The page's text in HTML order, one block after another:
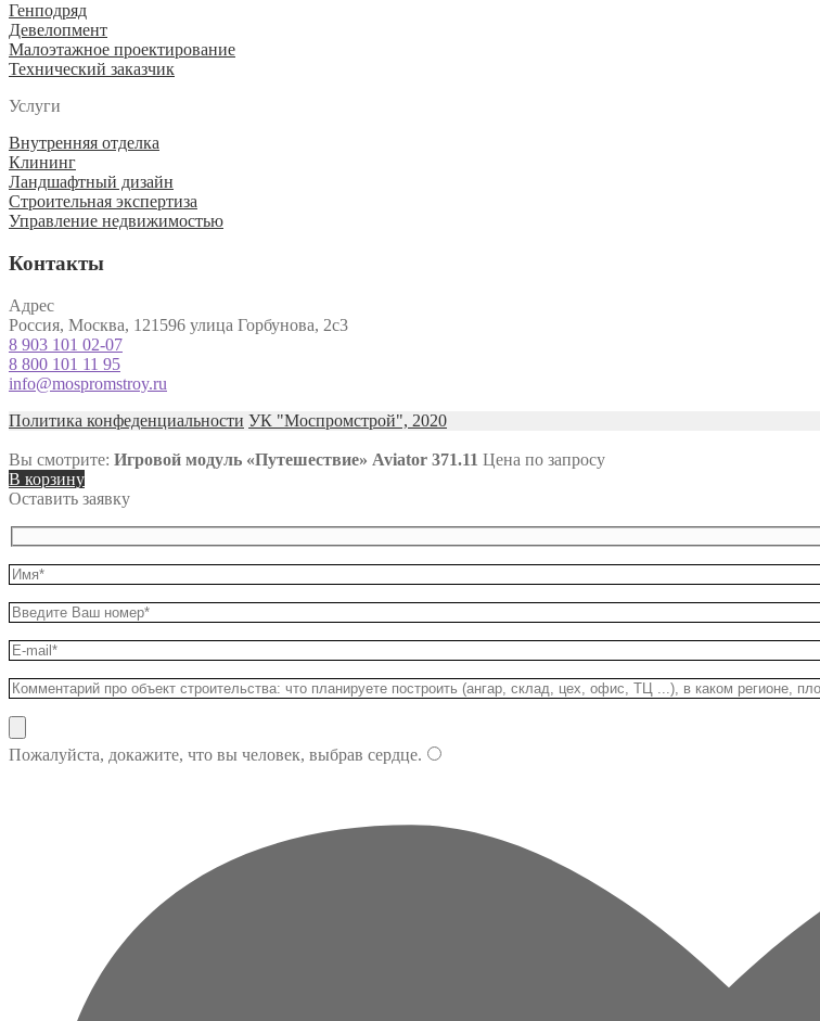
Генподряд
Девелопмент
Малоэтажное проектирование
Технический заказчик
Услуги
Внутренняя отделка
Клининг
Ландшафтный дизайн
Строительная экспертиза
Управление недвижимостью
Контакты
Адрес
Россия, Москва, 121596 улица Горбунова, 2с3
8 903 101 02-07
8 800 101 11 95
info@mospromstroy.ru
Политика конфеденциальности УК "Моспромстрой", 2020
Вы смотрите: Игровой модуль «Путешествие» Aviator 371.11 Цена по запросу
В корзину
Оставить заявку
Пожалуйста, докажите, что вы человек, выбрав сердце.